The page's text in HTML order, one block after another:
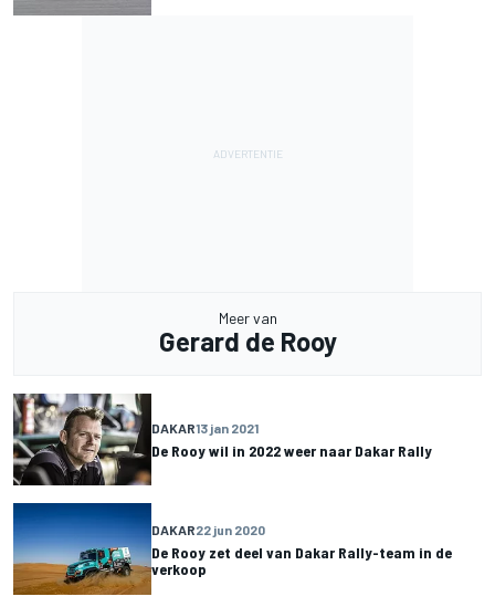
Meer van
Gerard de Rooy
DAKAR13 jan 2021
De Rooy wil in 2022 weer naar Dakar Rally
DAKAR22 jun 2020
De Rooy zet deel van Dakar Rally-team in de
verkoop